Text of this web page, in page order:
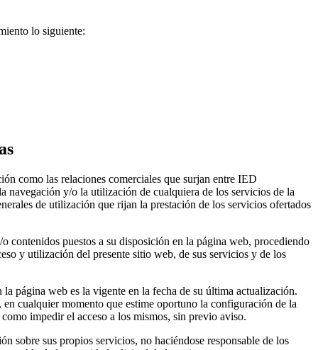
lo siguiente:
como las relaciones comerciales que surjan entre IED
navegación y/o la utilización de cualquiera de los servicios de la
de utilización que rijan la prestación de los servicios ofertados
contenidos puestos a su disposición en la página web, procediendo
y utilización del presente sitio web, de sus servicios y de los
página web es la vigente en la fecha de su última actualización.
cualquier momento que estime oportuno la configuración de la
impedir el acceso a los mismos, sin previo aviso.
sobre sus propios servicios, no haciéndose responsable de los